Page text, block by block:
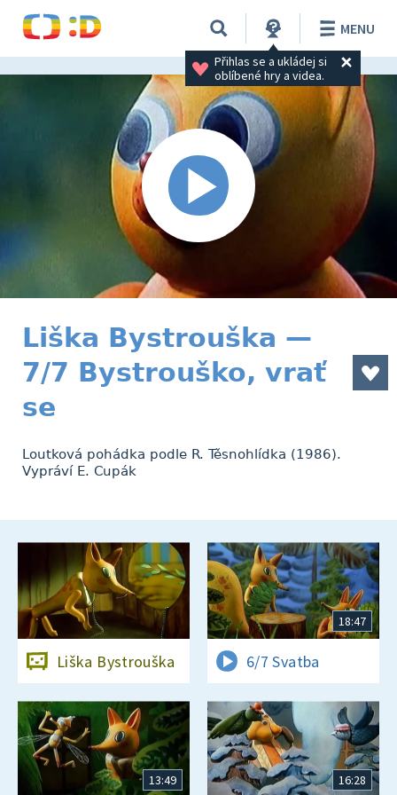
Přihlas se a ukládej si
oblíbené hry a videa.
MENU
Liška Bystrouška —
7/7 Bystrouško, vrať
se
Loutková pohádka podle R. Těsnohlídka (1986).
Vypráví E. Cupák
Liška Bystrouška
18:47
6/7 Svatba
13:49 16:28